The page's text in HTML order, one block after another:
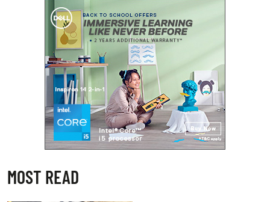
MOST READ